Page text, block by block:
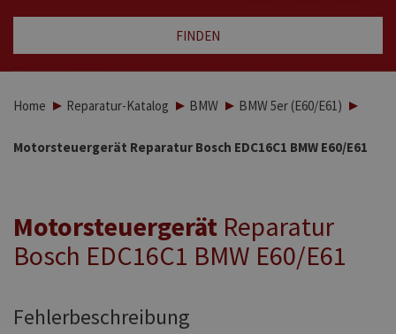
FINDEN
Home Reparatur-Katalog BMW BMW 5er (E60/E61)
Motorsteuergerät Reparatur Bosch EDC16C1 BMW E60/E61
Motorsteuergerät Reparatur
Bosch EDC16C1 BMW E60/E61
Fehlerbeschreibung